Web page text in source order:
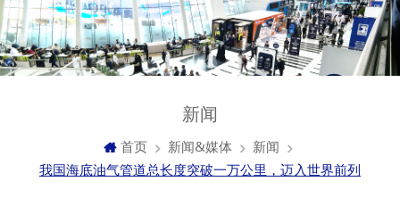
新闻
首页 新闻&媒体
新闻
我国海底油气管道总长度突破一万公里，迈入世界前列